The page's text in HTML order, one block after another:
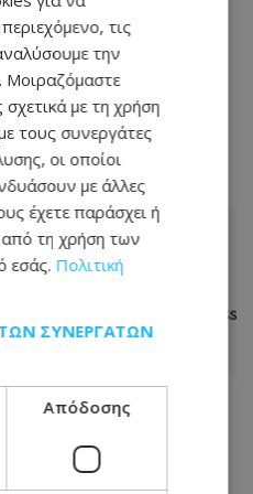
τις εξαγωγές
στην ΕΕ μετά
επιθέσεις
Οι Χούθι
Aramco, το Ιράν βάζει
τις
την
Μοιραζόμαστε
με τη χρήση
τους συνεργάτες
οι οποίοι
με άλλες
έχετε παράσχει ή
τη χρήση των
εσάς. Πολιτική
ΣΥΝΕΡΓΑΤΏΝ
Απόδοσης